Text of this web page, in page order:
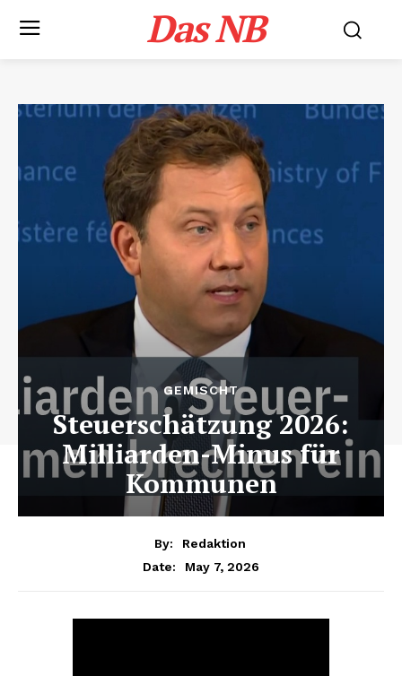
Das NB
GEMISCHT
Steuerschätzung 2026:
Milliarden-Minus für
Kommunen
By:
Redaktion
Date:
May 7, 2026